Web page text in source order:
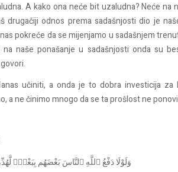
. Akako ona neće bituzaludna?Neće na
drugačijiodnos prema sadašnjosti dio je
nas pokreće da semijenjamo usadašnjem
na naše ponašanje u sadašnjosti onda su
govori.
anas učiniti, a onda je to dobrainvesticija za
a ne činimo mnogo da se ta prošlost ne
وَلَوْلَا دَفْعُ ٱللَّهِ ٱلنَّاسَ بَعْضَهُم